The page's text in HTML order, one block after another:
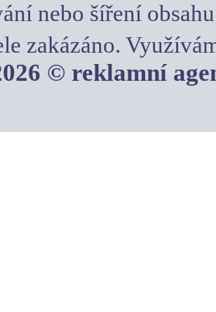
nebo šíření
zakázáno.
© reklamní